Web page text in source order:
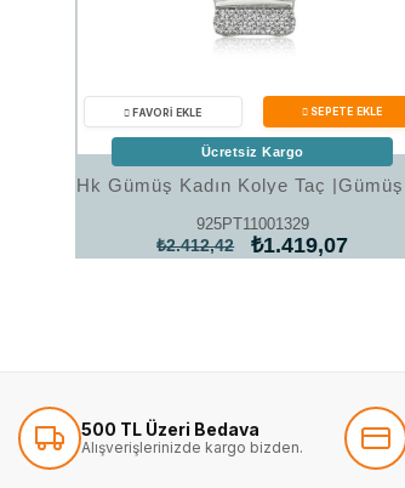
925PT11001329
₺1.419,07
₺2.412,42
Ücretsiz Kargo
500 TL Üzeri Bedava
Alışverişlerinizde kargo bizden.